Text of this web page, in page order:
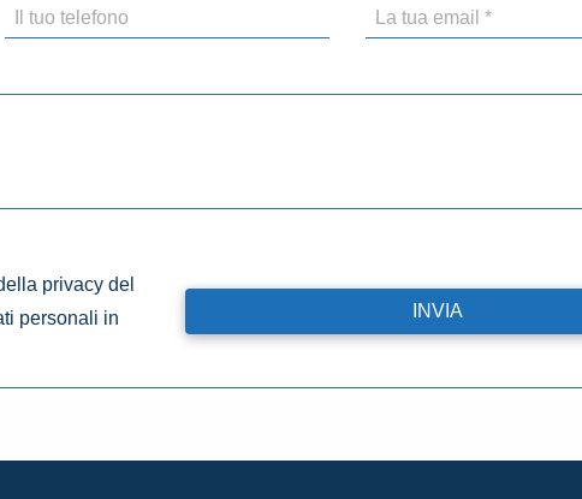
privacy del
personali in